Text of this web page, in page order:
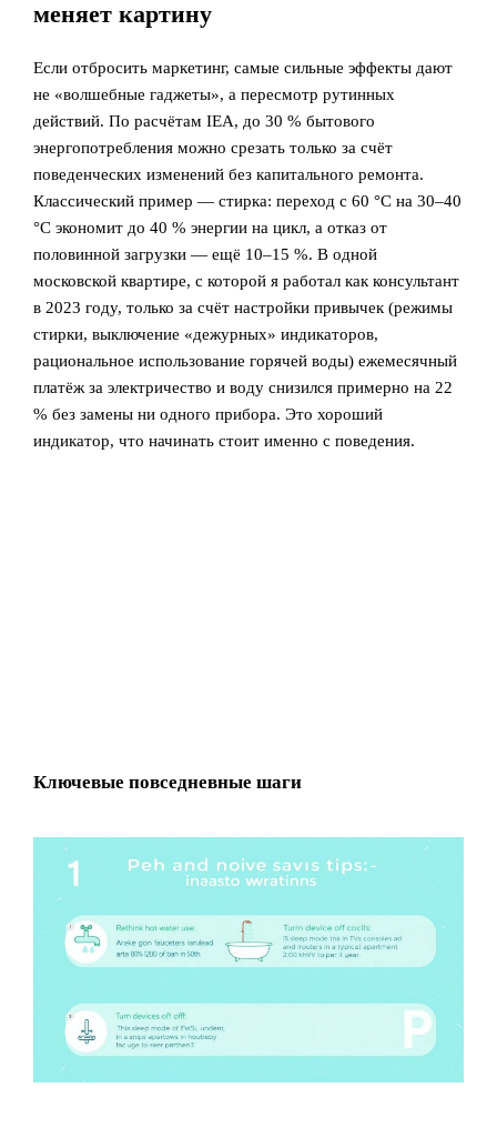
меняет картину
Если отбросить маркетинг, самые сильные эффекты дают
не «волшебные гаджеты», а пересмотр рутинных
действий. По расчётам IEA, до 30 % бытового
энергопотребления можно срезать только за счёт
поведенческих изменений без капитального ремонта.
Классический пример — стирка: переход с 60 °C на 30–40
°C экономит до 40 % энергии на цикл, а отказ от
половинной загрузки — ещё 10–15 %. В одной
московской квартире, с которой я работал как консультант
в 2023 году, только за счёт настройки привычек (режимы
стирки, выключение «дежурных» индикаторов,
рациональное использование горячей воды) ежемесячный
платёж за электричество и воду снизился примерно на 22
% без замены ни одного прибора. Это хороший
индикатор, что начинать стоит именно с поведения.
Ключевые повседневные шаги